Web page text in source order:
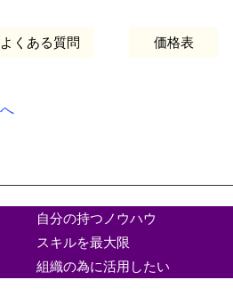
よくある質問 価格表
自分の持つノウハウ
スキルを最大限
組織の為に活用したい